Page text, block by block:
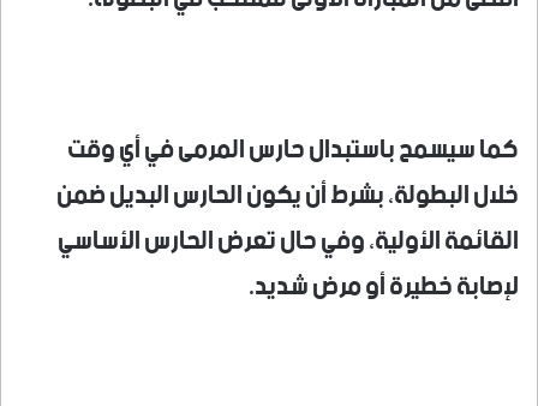
كما سيسمح باستبدال حارس المرمى في أي وقت
خلال البطولة، بشرط أن يكون الحارس البديل ضمن
القائمة الأولية، وفي حال تعرض الحارس الأساسي
لإصابة خطيرة أو مرض شديد.